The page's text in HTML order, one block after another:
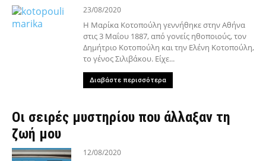
23/08/2020
Η Μαρίκα Κοτοπούλη γεννήθηκε στην Αθήνα
στις 3 Μαΐου 1887, από γονείς ηθοποιούς, τον
Δημήτριο Κοτοπούλη και την Ελένη Κοτοπούλη,
το γένος Σιλιβάκου. Είχε...
Διαβάστε περισσότερα
Οι σειρές μυστηρίου που άλλαξαν τη
ζωή μου
12/08/2020